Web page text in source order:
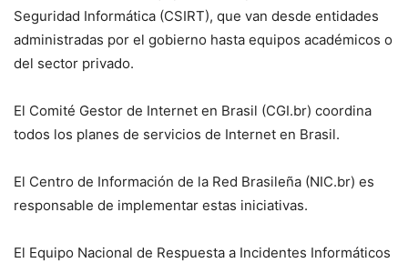
Seguridad Informática (CSIRT), que van desde entidades
administradas por el gobierno hasta equipos académicos o
del sector privado.
El Comité Gestor de Internet en Brasil (CGI.br) coordina
todos los planes de servicios de Internet en Brasil.
El Centro de Información de la Red Brasileña (NIC.br) es
responsable de implementar estas iniciativas.
El Equipo Nacional de Respuesta a Incidentes Informáticos